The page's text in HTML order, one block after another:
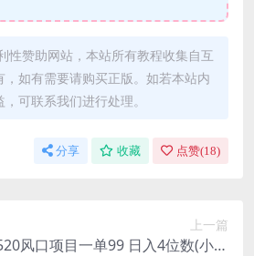
性赞助网站，本站所有教程收集自互
如有需要请购买正版。如若本站内
可联系我们进行处理。
分享 收藏 点赞(18)
上一篇
风口项目一单99 日入4位数(小白